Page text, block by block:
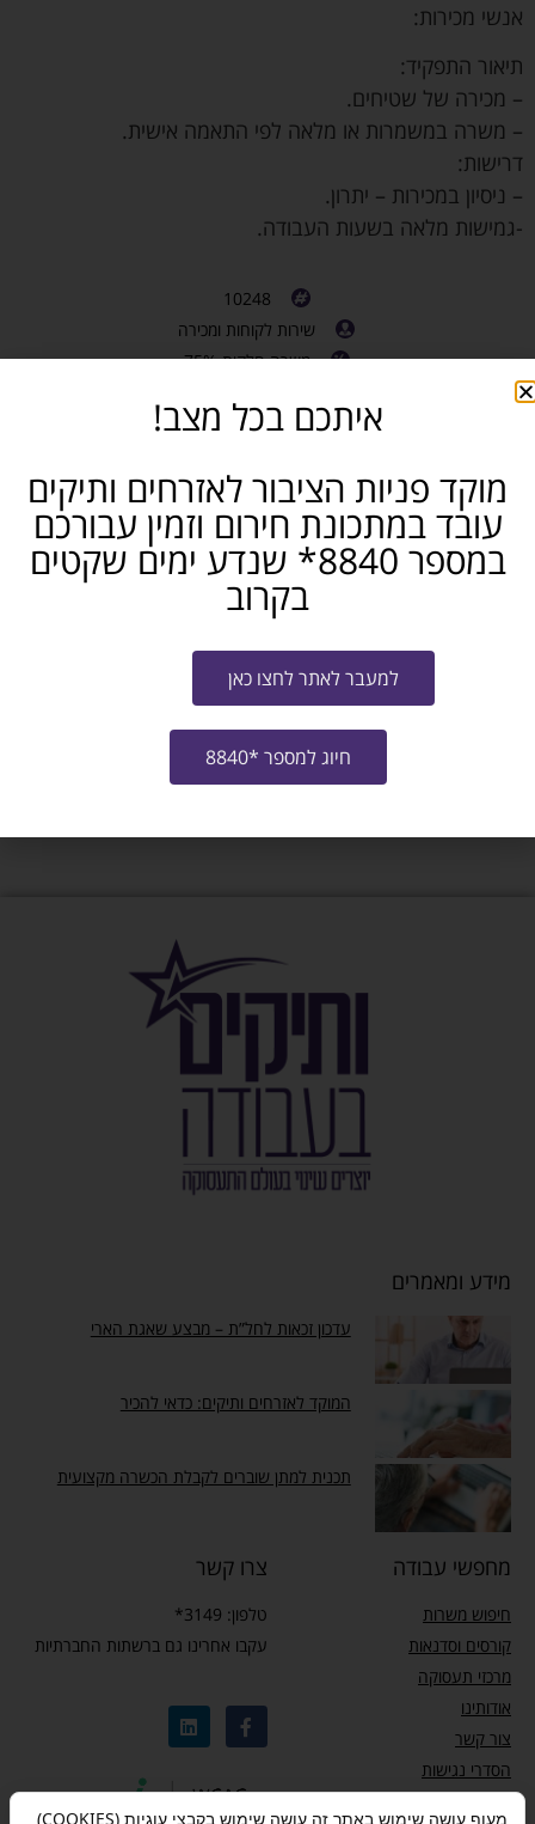
אנשי מכירות:
תיאור התפקיד:
– מכירה של שטיחים.
– משרה במשמרות או מלאה לפי התאמה אישית.
דרישות:
– ניסיון במכירות – יתרון.
-גמישות מלאה בשעות העבודה.
10248
שירות לקוחות ומכירה
משרה חלקית 75%
חושבים שאתם מכירים מישהו שמתאים? שתפו...
פייסבוק טלגרם ווטסאפ
מייל
צרו איתי קשר
מידע ומאמרים
עדכון זכאות לחל”ת – מבצע שאגת הארי
המוקד לאזרחים ותיקים: כדאי להכיר
תכנית למתן שוברים לקבלת הכשרה מקצועית
מחפשי עבודה
חיפוש משרות
קורסים וסדנאות
מרכזי תעסוקה
אודותינו
צור קשר
הסדרי נגישות
צרו קשר
טלפון: 3149*
עקבו אחרינו גם ברשתות החברתיות
מעוף עושה שימוש באתר זה עושה שימוש בקבצי עוגיות (COOKIES)
איתכם בכל מצב!
מוקד פניות הציבור לאזרחים ותיקים
עובד במתכונת חירום וזמין עבורכם
במספר 8840* שנדע ימים שקטים
בקרוב
למעבר לאתר לחצו כאן
חיוג למספר *8840